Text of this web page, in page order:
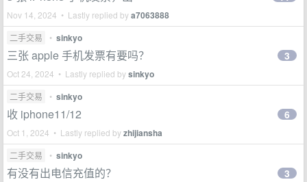
Nov 14, 2024 • Lastly replied bya7063888
二手交易 • sinkyo
三张 apple 手机发票有要吗？
Oct 24, 2024 • Lastly replied bysinkyo
3
二手交易 • sinkyo
收 iphone11/12
Oct 1, 2024 • Lastly replied byzhijiansha
6
二手交易 • sinkyo
有没有出电信充值的？ 3